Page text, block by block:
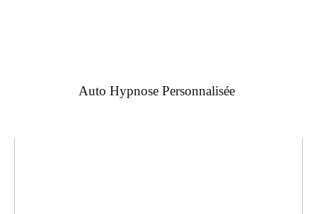
Auto Hypnose Personnalisée